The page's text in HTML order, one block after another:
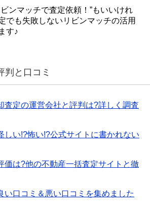
ンマッチで査定依頼！”もいいけれ
でも失敗しないリビンマッチの活用
す♪
判と口コミ
査定の運営会社と評判は?詳しく調査
しい!?怖い!?公式サイトに書かれない
価は?他の不動産一括査定サイトと徹
い口コミ＆悪い口コミを集めました